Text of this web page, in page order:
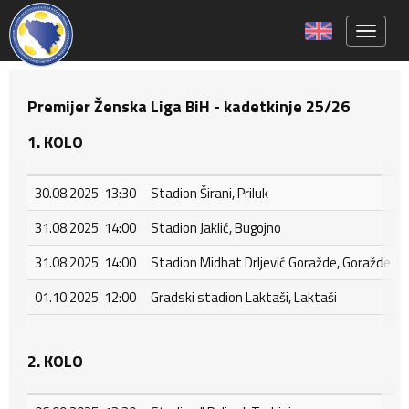
Premijer Ženska Liga BiH - kadetkinje 25/26
1. KOLO
30.08.2025 13:30 Stadion Širani, Priluk
31.08.2025 14:00
Stadion Jaklić, Bugojno
31.08.2025 14:00
Stadion Midhat Drljević Goražde, Goražde
01.10.2025 12:00
Gradski stadion Laktaši, Laktaši
2. KOLO